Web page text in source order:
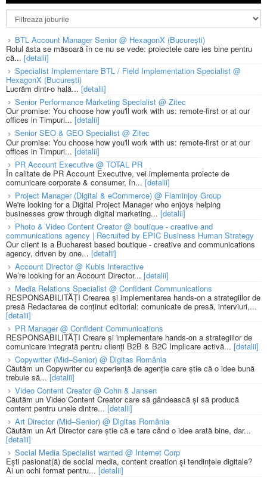
BTL Account Manager Senior @ HexagonX (București)
Rolul ăsta se măsoară în ce nu se vede: proiectele care ies bine pentru
că... [detalii]
Specialist Implementare BTL / Field Implementation Specialist @
HexagonX (București)
Lucrăm dintr-o hală... [detalii]
Senior Performance Marketing Specialist @ Zitec
Our promise: You choose how you'll work with us: remote-first or at our
offices in Timpuri... [detalii]
Senior SEO & GEO Specialist @ Zitec
Our promise: You choose how you'll work with us: remote-first or at our
offices in Timpuri... [detalii]
PR Account Executive @ TOTAL PR
În calitate de PR Account Executive, vei implementa proiecte de
comunicare corporate & consumer, în... [detalii]
Project Manager (Digital & eCommerce) @ Flaminjoy Group
We're looking for a Digital Project Manager who enjoys helping
businesses grow through digital marketing... [detalii]
Photo & Video Content Creator @ boutique - creative and
communications agency | Recruited by EPIC Business Human Strategy
Our client is a Bucharest based boutique - creative and communications
agency, driven by one... [detalii]
Account Director @ Kubis Interactive
We’re looking for an Account Director... [detalii]
Media Relations Specialist @ Confident Communications
RESPONSABILITĂȚI Crearea și implementarea hands-on a strategiilor de
presă Redactarea de conținut editorial: comunicate de presă, interviuri,...
[detalii]
PR Manager @ Confident Communications
RESPONSABILITĂȚI Creare și implementare hands-on a strategiilor de
comunicare integrată pentru clienți B2B & B2C Implicare activă... [detalii]
Copywriter (Mid–Senior) @ Digitas România
Căutăm un Copywriter cu experiență de agenție care știe că o idee bună
trebuie să... [detalii]
Video Content Creator @ Cohn & Jansen
Căutăm un Video Content Creator care să gândească și să producă
content pentru unele dintre... [detalii]
Art Director (Mid–Senior) @ Digitas România
Căutăm un Art Director care știe că e tare când o idee arată bine, dar...
[detalii]
Social Media Specialist wanted @ Internet Corp
Ești pasionat(ă) de social media, content creation și tendințele digitale?
Ai un ochi format pentru... [detalii]